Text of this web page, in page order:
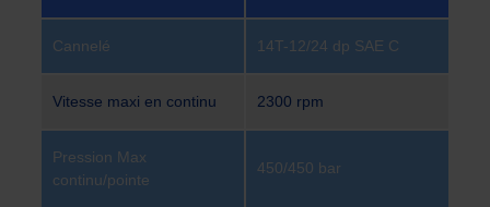
Cannelé 14T-12/24 dp SAE C
Vitesse maxi en continu 2300 rpm
Pression Max
continu/pointe
450/450 bar